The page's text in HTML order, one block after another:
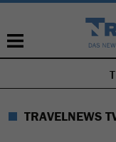
TRAVELNEWS